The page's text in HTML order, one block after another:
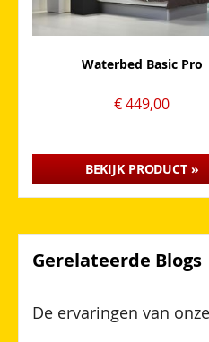
Waterbed Basic Pro
€ 449,00
BEKIJK PRODUCT »
Gerelateerde Blogs
De ervaringen van